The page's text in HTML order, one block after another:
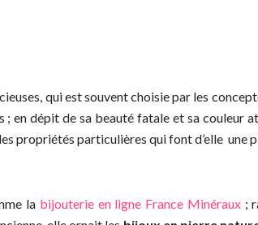
qui est souvent choisie par les
en dépit de sa beauté fatale et sa couleur
propriétés particulières qui font d’elle une
la bijouterie en ligne France Minéraux;